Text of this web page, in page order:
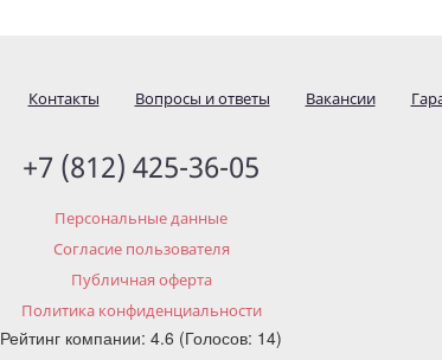
Контакты Вопросы и ответы Вакансии
+7 (812) 425-36-05
Персональные данные
Согласие пользователя
Публичная оферта
Политика конфиденциальности
Рейтинг компании: 4.6 (Голосов: 14)